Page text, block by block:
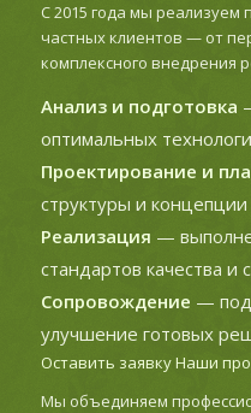
С 2015 года мы реализуем
частных клиентов — от
комплексного внедрения
Анализ и подготовка
оптимальных
Проектирование и
структуры и
Реализация —
стандартов качества и
Сопровождение —
улучшение готовых
Оставить заявкуНаши
Мы объединяем